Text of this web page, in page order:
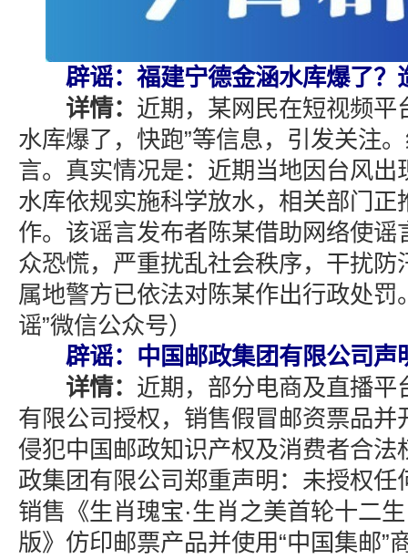
辟谣：福建宁德金涵水库爆了？
详情： 近期，某网民在短视频平
水库爆了，快跑”等信息，引发关注
言。真实情况是：近期当地因台风出
水库依规实施科学放水，相关部门正
作。该谣言发布者陈某借助网络使谣
众恐慌，严重扰乱社会秩序，干扰防
属地警方已依法对陈某作出行政处罚
谣”微信公众号）
辟谣：中国邮政集团有限公司声
详情： 近期，部分电商及直播平
有限公司授权，销售假冒邮资票品并
侵犯中国邮政知识产权及消费者合法
政集团有限公司郑重声明：未授权任
销售《生肖瑰宝·生肖之美首轮十二
版》仿印邮票产品并使用“中国集邮”